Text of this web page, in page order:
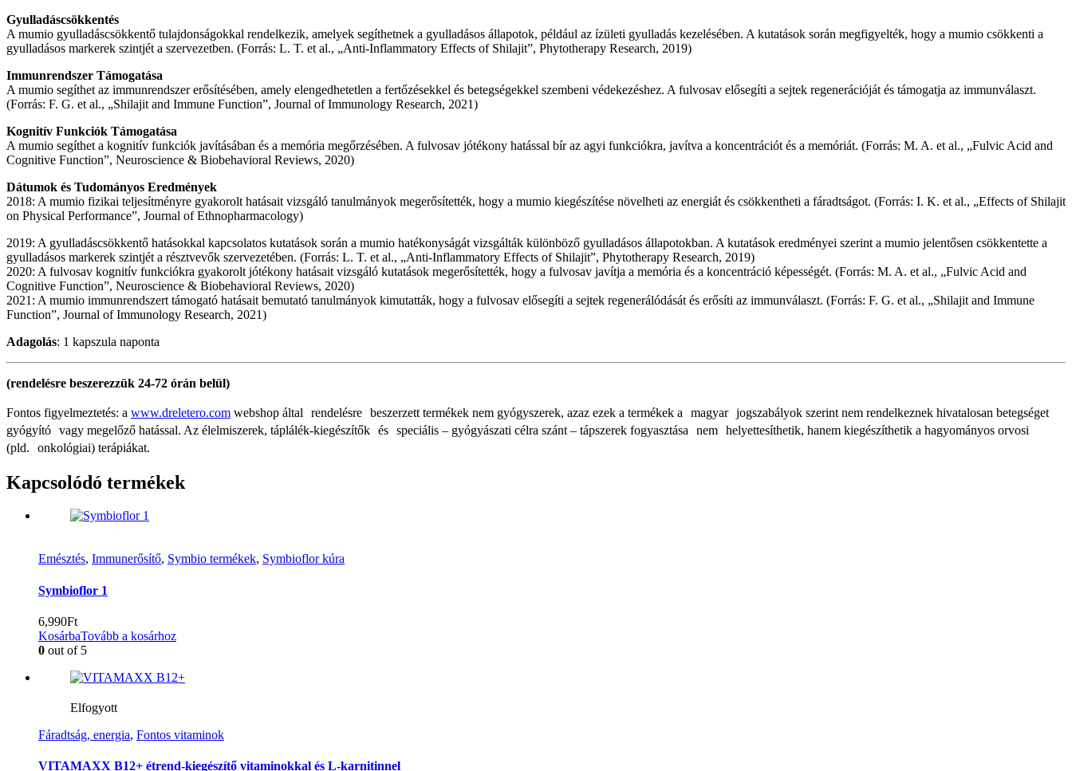
Gyulladáscsökkentés
A mumio gyulladáscsökkentő tulajdonságokkal rendelkezik, amelyek segíthetnek a gyulladásos állapotok, például az ízületi gyulladás kezelésében. A kutatások során megfigyelték, hogy a mumio csökkenti a
gyulladásos markerek szintjét a szervezetben. (Forrás: L. T. et al., „Anti-Inflammatory Effects of Shilajit”, Phytotherapy Research, 2019)
Immunrendszer Támogatása
A mumio segíthet az immunrendszer erősítésében, amely elengedhetetlen a fertőzésekkel és betegségekkel szembeni védekezéshez. A fulvosav elősegíti a sejtek regenerációját és támogatja az immunválaszt.
(Forrás: F. G. et al., „Shilajit and Immune Function”, Journal of Immunology Research, 2021)
Kognitív Funkciók Támogatása
A mumio segíthet a kognitív funkciók javításában és a memória megőrzésében. A fulvosav jótékony hatással bír az agyi funkciókra, javítva a koncentrációt és a memóriát. (Forrás: M. A. et al., „Fulvic Acid and
Cognitive Function”, Neuroscience & Biobehavioral Reviews, 2020)
Dátumok és Tudományos Eredmények
2018: A mumio fizikai teljesítményre gyakorolt hatásait vizsgáló tanulmányok megerősítették, hogy a mumio kiegészítése növelheti az energiát és csökkentheti a fáradtságot. (Forrás: I. K. et al., „Effects of Shilajit
on Physical Performance”, Journal of Ethnopharmacology)
2019: A gyulladáscsökkentő hatásokkal kapcsolatos kutatások során a mumio hatékonyságát vizsgálták különböző gyulladásos állapotokban. A kutatások eredményei szerint a mumio jelentősen csökkentette a
gyulladásos markerek szintjét a résztvevők szervezetében. (Forrás: L. T. et al., „Anti-Inflammatory Effects of Shilajit”, Phytotherapy Research, 2019)
2020: A fulvosav kognitív funkciókra gyakorolt jótékony hatásait vizsgáló kutatások megerősítették, hogy a fulvosav javítja a memória és a koncentráció képességét. (Forrás: M. A. et al., „Fulvic Acid and
Cognitive Function”, Neuroscience & Biobehavioral Reviews, 2020)
2021: A mumio immunrendszert támogató hatásait bemutató tanulmányok kimutatták, hogy a fulvosav elősegíti a sejtek regenerálódását és erősíti az immunválaszt. (Forrás: F. G. et al., „Shilajit and Immune
Function”, Journal of Immunology Research, 2021)
Adagolás: 1 kapszula naponta
(rendelésre beszerezzük 24-72 órán belül)
Fontos figyelmeztetés: a www.dreletero.com webshop által rendelésre beszerzett termékek nem gyógyszerek, azaz ezek a termékek a magyar jogszabályok szerint nem rendelkeznek hivatalosan betegséget
gyógyító vagy megelőző hatással. Az élelmiszerek, táplálék-kiegészítők és speciális – gyógyászati célra szánt – tápszerek fogyasztása nem helyettesíthetik, hanem kiegészíthetik a hagyományos orvosi
(pld. onkológiai) terápiákat.
Kapcsolódó termékek
Emésztés, Immunerősítő, Symbio termékek, Symbioflor kúra
Symbioflor 1
6,990Ft
KosárbaTovább a kosárhoz
0 out of 5
Elfogyott
Fáradtság, energia, Fontos vitaminok
VITAMAXX B12+ étrend-kiegészítő vitaminokkal és L-karnitinnel